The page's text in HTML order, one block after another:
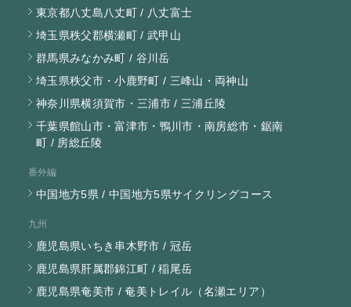
東京都八丈島八丈町 / 八丈富士
埼玉県秩父郡横瀬町 / 武甲山
群馬県みなかみ町 / 谷川岳
埼玉県秩父市・小鹿野町 / 三峰山・両神山
神奈川県横須賀市・三浦市 / 三浦丘陵
千葉県館山市・富津市・鴨川市・南房総市・鋸南
町 / 房総丘陵
番外編
中国地方5県 / 中国地方5県サイクリングコース
九州
鹿児島県いちき串木野市 / 冠岳
鹿児島県肝属郡錦江町 / 稲尾岳
鹿児島県奄美市 / 奄美トレイル（名瀬エリア）